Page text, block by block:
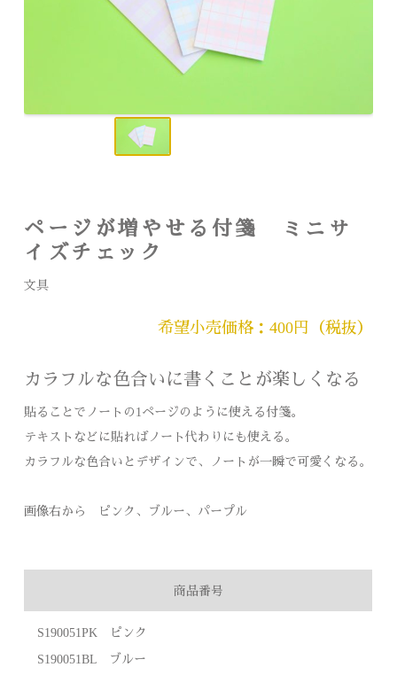
ページが増やせる付箋 ミニサ
イズチェック
文具
希望小売価格：400円（税抜）
カラフルな色合いに書くことが楽しくなる
貼ることでノートの1ページのように使える付箋。
テキストなどに貼ればノート代わりにも使える。
カラフルな色合いとデザインで、ノートが一瞬で可愛くなる。
画像右から ピンク、ブルー、パープル
商品番号
S190051PK ピンク
S190051BL ブルー